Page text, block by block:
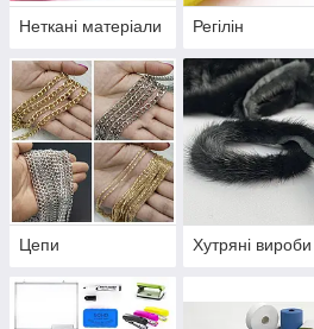
Неткані матеріали Регілін
Цепи Хутряні вироби